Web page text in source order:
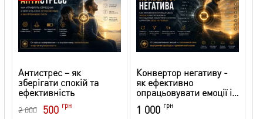
Антистрес – як
зберігати спокій та
ефективність
2 000 500 грн
Конвертор негативу -
як ефективно
опрацьовувати емоції і
використовувати риси
характеру, які засуджує
1 000 грн